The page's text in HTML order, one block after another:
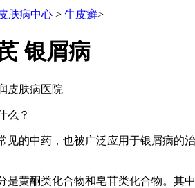
肤病中心 > 牛皮癣>
银屑病
皮肤病医院
么？
见的中药，也被广泛应用于银屑病的
是黄酮类化合物和皂苷类化合物。其